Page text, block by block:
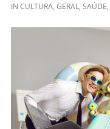
IN CULTURA, GERAL, SAÚDE,